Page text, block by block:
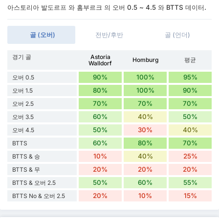
아스토리아 발도르프 와 홈부르크 의 오버 0.5 ~ 4.5 와 BTTS 데이터.
골 (오버) 전반/후반 골 (언더)
경기 골
Astoria
Walldorf
Homburg 평균
오버 0.5 90% 100% 95%
오버 1.5 80% 100% 90%
오버 2.5 70% 70% 70%
오버 3.5 60% 40% 50%
오버 4.5 50% 30% 40%
BTTS 60% 80% 70%
BTTS & 승 10% 40% 25%
BTTS & 무 20% 20% 20%
BTTS & 오버 2.5 50% 60% 55%
BTTS No & 오버 2.5 20% 10% 15%